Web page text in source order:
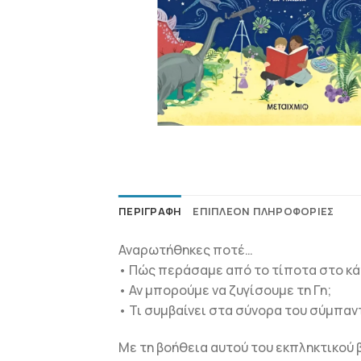
ΠΕΡΙΓΡΑΦΉ ΕΠΙΠΛΈΟΝ ΠΛΗΡΟΦΟΡΊΕΣ
Αναρωτήθηκες ποτέ…
• Πώς περάσαμε από το τίποτα στο
• Αν μπορούμε να ζυγίσουμε τη Γη;
• Τι συμβαίνει στα σύνορα του
Με τη βοήθεια αυτού του εκπληκτικού